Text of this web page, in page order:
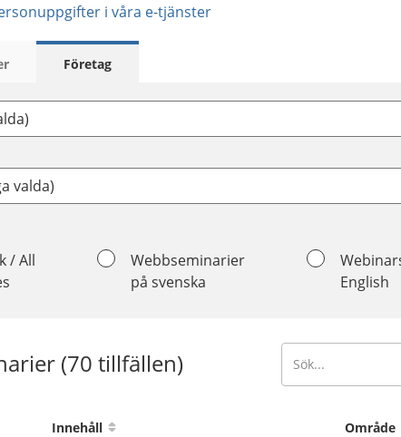
i våra e-tjänster
Företag
(70 tillfällen)
Innehåll Område